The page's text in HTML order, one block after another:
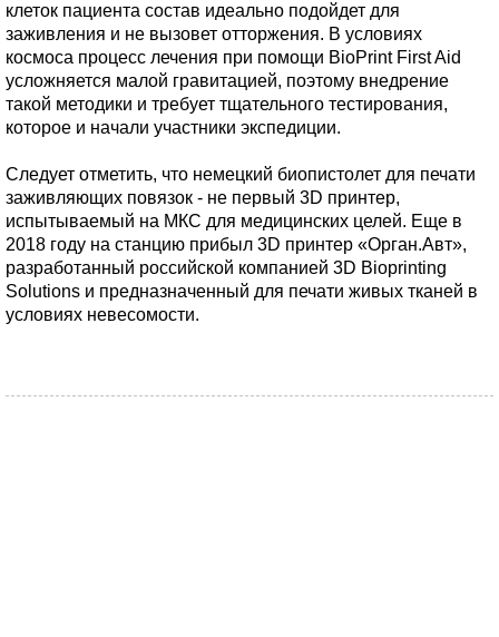
клеток пациента состав идеально подойдет для
заживления и не вызовет отторжения. В условиях
космоса процесс лечения при помощи BioPrint First Aid
усложняется малой гравитацией, поэтому внедрение
такой методики и требует тщательного тестирования,
которое и начали участники экспедиции.
Следует отметить, что немецкий биопистолет для печати
заживляющих повязок - не первый 3D принтер,
испытываемый на МКС для медицинских целей. Еще в
2018 году на станцию прибыл 3D принтер «Орган.Авт»,
разработанный российской компанией 3D Bioprinting
Solutions и предназначенный для печати живых тканей в
условиях невесомости.